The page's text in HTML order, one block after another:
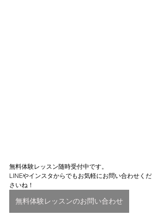
無料体験レッスン随時受付中です。
LINEやインスタからでもお気軽にお問い合わせくだ
さいね！
無料体験レッスンのお問い合わせ